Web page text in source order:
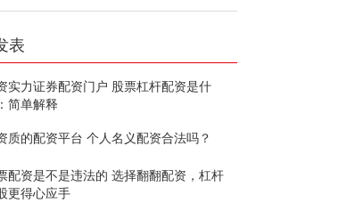
表
实力证券配资门户 股票杠杆配资是什
简单解释
质的配资平台 个人名义配资合法吗？
配资是不是违法的 选择翻翻配资，杠杆
更得心应手